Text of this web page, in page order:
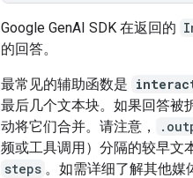
Google GenAI SDK 在返回的
的回答。
最常见的辅助函数是
最后几个文本块。如果回答被
动将它们合并。请注意，
频或工具调用）分隔的较早文
steps 。如需详细了解其他媒